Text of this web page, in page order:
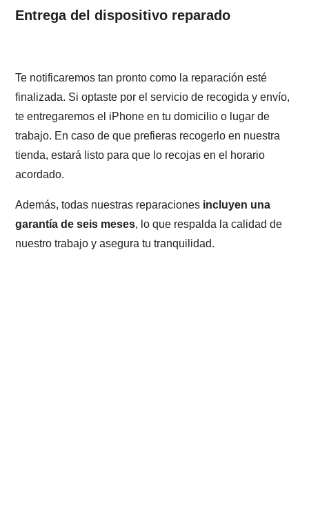
Entrega del dispositivo reparado
Te notificaremos tan pronto como la reparación esté
finalizada. Si optaste por el servicio de recogida y envío,
te entregaremos el iPhone en tu domicilio o lugar de
trabajo. En caso de que prefieras recogerlo en nuestra
tienda, estará listo para que lo recojas en el horario
acordado.
Además, todas nuestras reparaciones incluyen una
garantía de seis meses, lo que respalda la calidad de
nuestro trabajo y asegura tu tranquilidad.